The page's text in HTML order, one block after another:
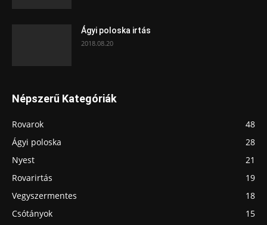
Ágyi poloska irtás
2018.08.20
Népszerű Kategóriák
Rovarok
48
Ágyi poloska
28
Nyest
21
Rovarirtás
19
Vegyszermentes
18
Csótányok
15